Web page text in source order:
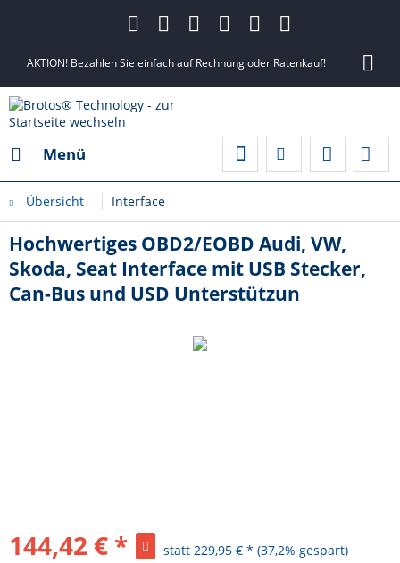
AKTION! Bezahlen Sie einfach auf Rechnung oder Ratenkauf!
Menü
Übersicht Interface
Hochwertiges OBD2/EOBD Audi, VW,
Skoda, Seat Interface mit USB Stecker,
Can-Bus und USD Unterstützun
144,42 € * statt 229,95 € * (37,2% gespart)